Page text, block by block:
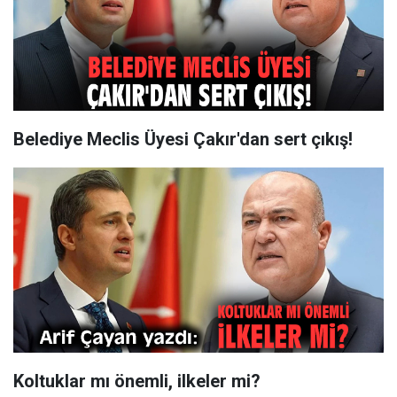
Belediye Meclis Üyesi Çakır'dan sert çıkış!
Koltuklar mı önemli, ilkeler mi?